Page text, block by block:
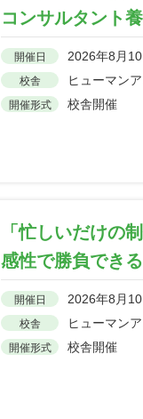
コンサルタント
開催日 2026年8月
校舎 ヒューマン
開催形式 校舎開催
「忙しいだけの
感性で勝負でき
開催日 2026年8月
校舎 ヒューマン
開催形式 校舎開催